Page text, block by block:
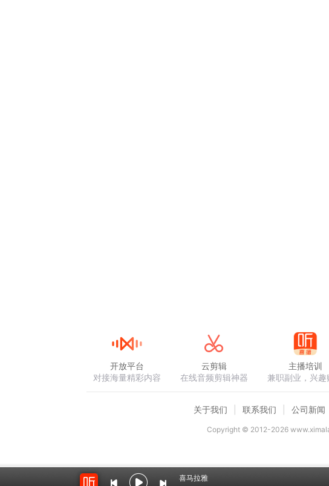
喜马拉雅
开放平台
对接海量精彩内容
云剪辑
在线音频剪辑神器
主播培训
兼职副业，兴趣
关于我们 联系我们 公司新闻
Copyright © 2012-2026